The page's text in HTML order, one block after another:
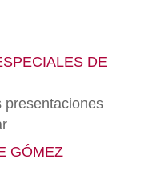
DE
presentaciones
GÓMEZ